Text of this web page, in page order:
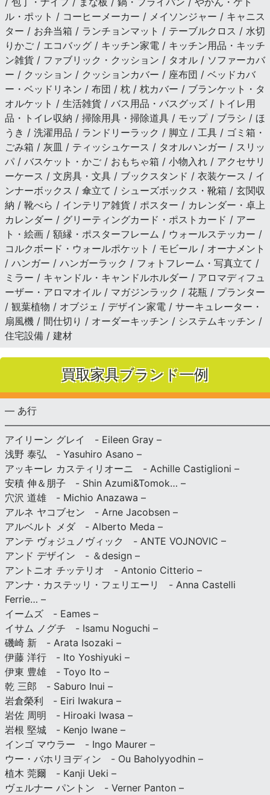
ル・ポット / コーヒーメーカー / メイソンジャー / キャニス
ター / お弁当箱 / ランチョンマット / テーブルクロス / 水切
りかご / エコバッグ / キッチン家電 / キッチン用品・キッチ
ン雑貨 / ファブリック・クッション / タオル / ソファーカバ
ー / クッション / クッションカバー / 座布団 / ベッドカバ
ー・ベッドリネン / 布団 / 枕 / 枕カバー / ブランケット・タ
オルケット / 生活雑貨 / バス用品・バスグッズ / トイレ用
品・トイレ収納 / 掃除用具・掃除道具 / モップ / ブラシ / ほ
うき / 洗濯用品 / ランドリーラック / 脚立 / 工具 / ゴミ箱・
ごみ箱 / 灰皿 / ティッシュケース / タオルハンガー / スリッ
パ / バスケット・かご / おもちゃ箱 / 小物入れ / アクセサリ
ーケース / 文房具・文具 / ブックスタンド / 衣装ケース / イ
ンナーボックス / 傘立て / シューズボックス・靴箱 / 玄関収
納 / 靴べら / インテリア雑貨 / ポスター / カレンダー・卓上
カレンダー / グリーティングカード・ポストカード / アー
ト・絵画 / 額縁・ポスターフレーム / ウォールステッカー /
コルクボード・ウォールポケット / モビール / オーナメント
/ ハンガー / ハンガーラック / フォトフレーム・写真立て /
ミラー / キャンドル・キャンドルホルダー / アロマディフュ
ーザー・アロマオイル / マガジンラック / 花瓶 / プランター
/ 観葉植物 / オブジェ / デザイン家電 / サーキュレーター・
扇風機 / 間仕切り / オーダーキッチン / システムキッチン /
住宅設備 / 建材
買取家具ブランド一例
— あ行
アイリーン グレイ - Eileen Gray –
浅野 泰弘 - Yasuhiro Asano –
アッキーレ カスティリオーニ - Achille Castiglioni –
安積 伸＆朋子 - Shin Azumi&Tomok… –
穴沢 道雄 - Michio Anazawa –
アルネ ヤコブセン - Arne Jacobsen –
アルベルト メダ - Alberto Meda –
アンテ ヴォジュノヴィック - ANTE VOJNOVIC –
アンド デザイン - ＆design –
アントニオ チッテリオ - Antonio Citterio –
アンナ・カステッリ・フェリエーリ - Anna Castelli
Ferrie… –
イームズ - Eames –
イサム ノグチ - Isamu Noguchi –
磯崎 新 - Arata Isozaki –
伊藤 洋行 - Ito Yoshiyuki –
伊東 豊雄 - Toyo Ito –
乾 三郎 - Saburo Inui –
岩倉榮利 - Eiri Iwakura –
岩佐 周明 - Hiroaki Iwasa –
岩根 堅城 - Kenjo Iwane –
インゴ マウラー - Ingo Maurer –
ウー・バホリヨディン - Ou Baholyyodhin –
植木 莞爾 - Kanji Ueki –
ヴェルナー パントン - Verner Panton –